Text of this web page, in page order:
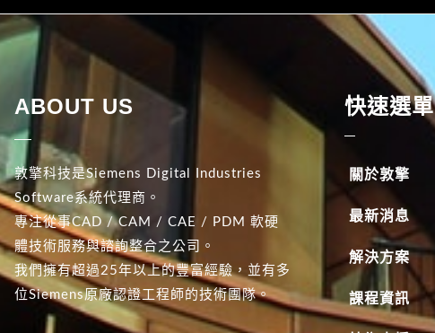
ABOUT US
敦擎科技是Siemens Digital Industries
Software系統代理商。
專注從事CAD / CAM / CAE / PDM 軟硬
體技術服務與諮詢整合之公司。
我們擁有超過25年以上的豐富經驗，並有多
位Siemens原廠認證工程師的技術團隊。
快速選單
關於敦擎
最新消息
解決方案
課程資訊